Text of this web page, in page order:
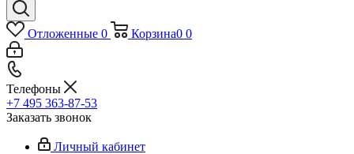
Отложенные 0 Корзина0 0
Телефоны
+7 495 363-87-53
Заказать звонок
Личный кабинет